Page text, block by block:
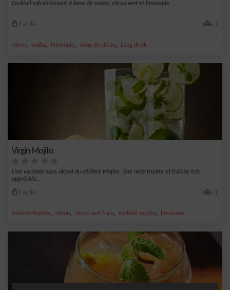
Cocktail rafraîchissant à base de vodka, citron vert et limonade.
Facile 1
citron, vodka, limonade, sirop de citron, Long drink
Virgin Mojito
Une variante sans alcool du célèbre Mojito. Une note fruitée et fraîche très
appréciée...
Facile 1
menthe fraîche, citron, citron vert frais, cocktail mojito, limonade